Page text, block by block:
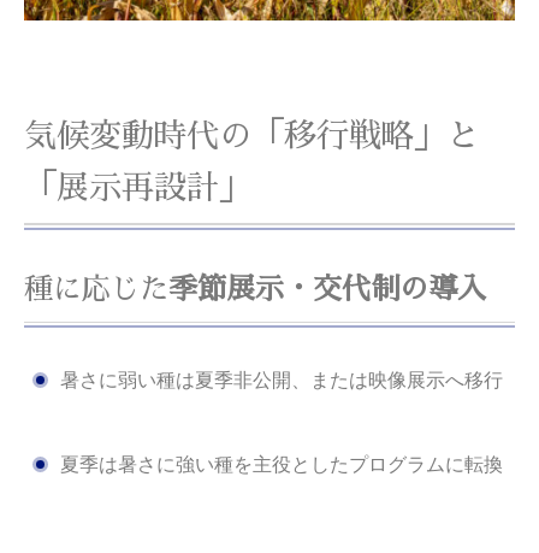
気候変動時代の「移行戦略」と
「展示再設計」
種に応じた季節展示・交代制の導入
暑さに弱い種は夏季非公開、または映像展示へ移行
夏季は暑さに強い種を主役としたプログラムに転換